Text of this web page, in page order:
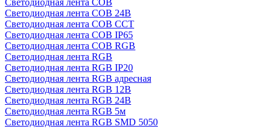
Светодиодная лента COB
Светодиодная лента COB 24В
Светодиодная лента COB CCT
Светодиодная лента COB IP65
Светодиодная лента COB RGB
Светодиодная лента RGB
Светодиодная лента RGB IP20
Светодиодная лента RGB адресная
Светодиодная лента RGB 12В
Светодиодная лента RGB 24В
Светодиодная лента RGB 5м
Светодиодная лента RGB SMD 5050